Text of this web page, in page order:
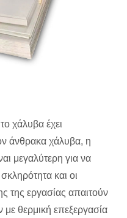
χάλυβα έχει
άνθρακα χάλυβα, η
μεγαλύτερη για να
και οι
της εργασίας απαιτούν
θερμική επεξεργασία